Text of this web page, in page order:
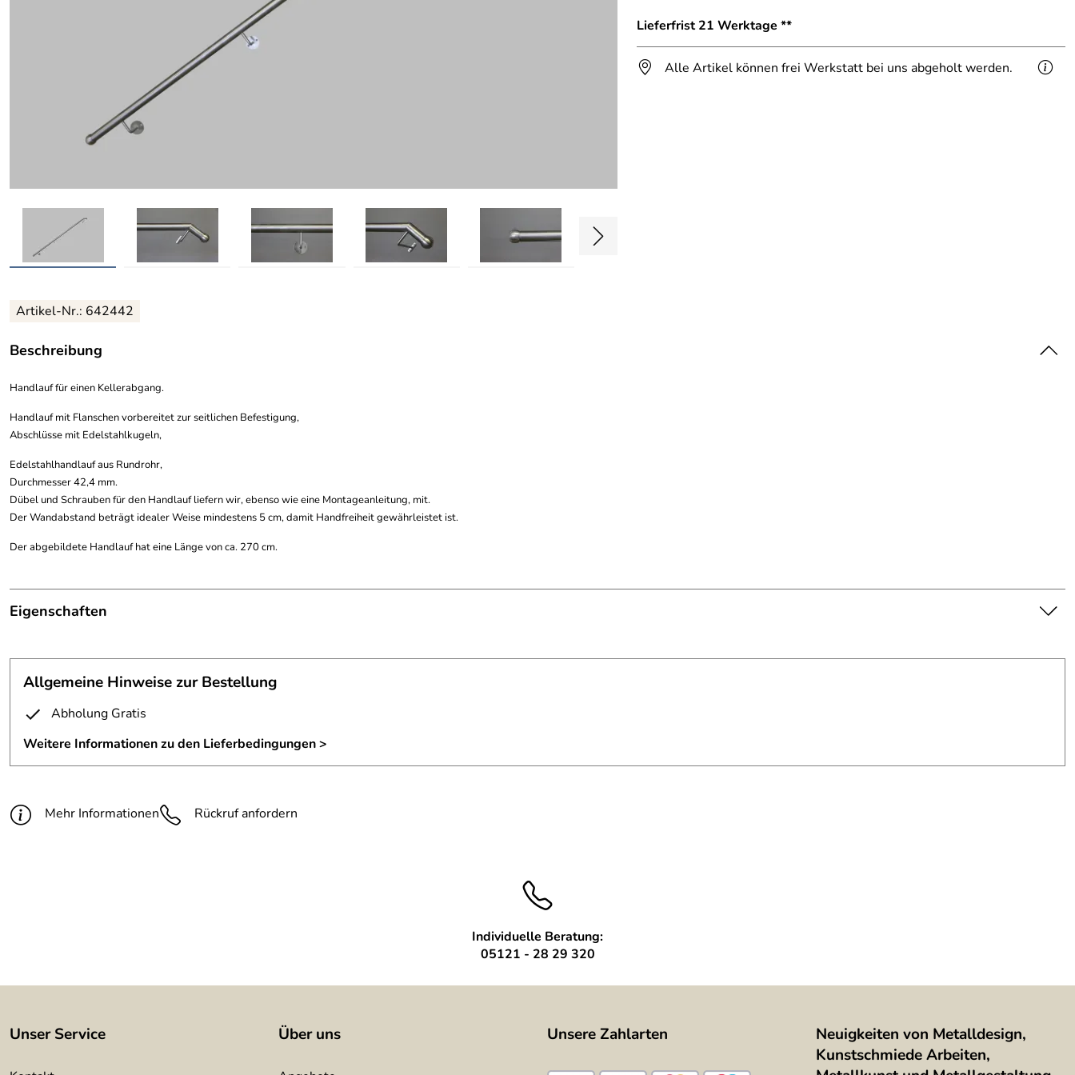
Lieferfrist 21 Werktage **
Alle Artikel können frei Werkstatt bei uns abgeholt werden.
Artikel-Nr.: 642442
Beschreibung
Handlauf für einen Kellerabgang.
Handlauf mit Flanschen vorbereitet zur seitlichen Befestigung,
Abschlüsse mit Edelstahlkugeln,
Edelstahlhandlauf aus Rundrohr,
Durchmesser 42,4 mm.
Dübel und Schrauben für den Handlauf liefern wir, ebenso wie eine Montageanleitung, mit.
Der Wandabstand beträgt idealer Weise mindestens 5 cm, damit Handfreiheit gewährleistet ist.
Der abgebildete Handlauf hat eine Länge von ca. 270 cm.
Eigenschaften
Material:
Edelstahl
Durchmesser:
Oberfläche:
geschliffen Korn 240
Befestigungsmaterial:
wird mitgeliefert (für fester Mauerwerk)
Allgemeine Hinweise zur Bestellung
Abholung Gratis
Weitere Informationen zu den Lieferbedingungen >
Mehr Informationen Rückruf anfordern
Individuelle Beratung:
05121 - 28 29 320
Unser Service Über uns Unsere Zahlarten
Neuigkeiten von Metalldesign,
Kunstschmiede Arbeiten,